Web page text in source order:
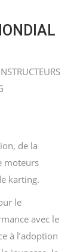
de la
moteurs
karting.
le
avec le
à l’adoption